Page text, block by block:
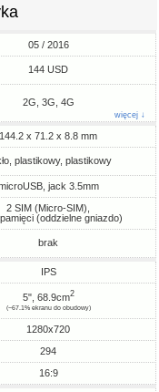
05 / 2016
144 USD
2G, 3G, 4G
więcej ↓
144.2 x 71.2 x 8.8 mm
plastikowy, plastikowy
jack 3.5mm
2 SIM (Micro-SIM),
(oddzielne gniazdo)
brak
IPS
5", 68.9cm2
(~67.1% ekranu do obudowy)
1280x720
294
16:9